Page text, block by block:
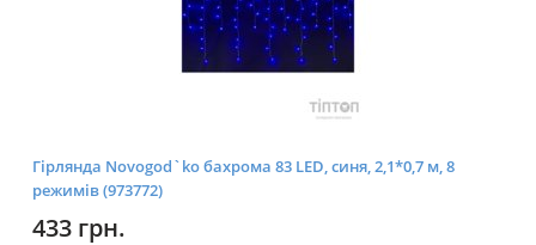
Гірлянда Novogod`ko бахрома 83 LED, синя, 2,1*0,7 м, 8
режимів (973772)
433 грн.